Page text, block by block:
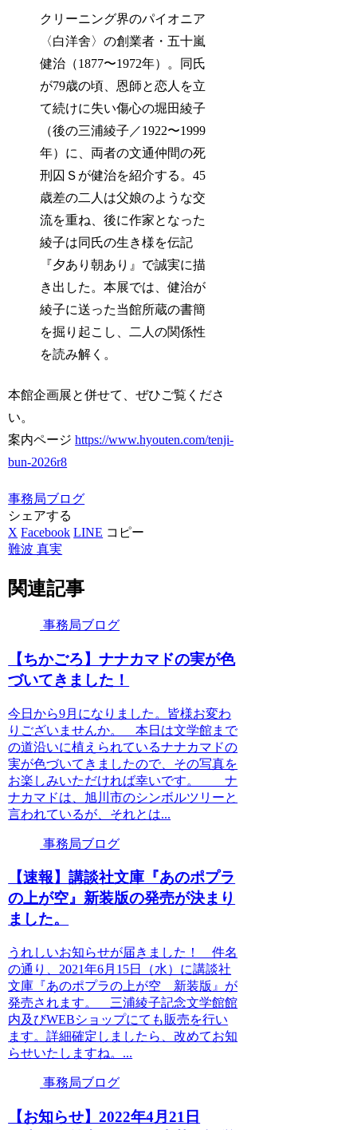
クリーニング界のパイオニア
〈白洋舍〉の創業者・五十嵐
健治（1877〜1972年）。同氏
が79歳の頃、恩師と恋人を立
て続けに失い傷心の堀田綾子
（後の三浦綾子／1922〜1999
年）に、両者の文通仲間の死
刑囚Ｓが健治を紹介する。45
歳差の二人は父娘のような交
流を重ね、後に作家となった
綾子は同氏の生き様を伝記
『夕あり朝あり』で誠実に描
き出した。本展では、健治が
綾子に送った当館所蔵の書簡
を掘り起こし、二人の関係性
を読み解く。
本館企画展と併せて、ぜひご覧くださ
い。
案内ページhttps://www.hyouten.com/tenji-
bun-2026r8
事務局ブログ
シェアする
X Facebook LINE コピー
難波 真実
関連記事
事務局ブログ
【ちかごろ】ナナカマドの実が色
づいてきました！
今日から9月になりました。皆様お変わ
りございませんか。 本日は文学館まで
の道沿いに植えられているナナカマドの
実が色づいてきましたので、その写真を
お楽しみいただければ幸いです。 ナ
ナカマドは、旭川市のシンボルツリーと
言われているが、それとは...
事務局ブログ
【速報】講談社文庫『あのポプラ
の上が空』新装版の発売が決まり
ました。
うれしいお知らせが届きました！ 件名
の通り、2021年6月15日（水）に講談社
文庫『あのポプラの上が空 新装版』が
発売されます。 三浦綾子記念文学館館
内及びWEBショップにても販売を行い
ます。詳細確定しましたら、改めてお知
らせいたしますね。...
事務局ブログ
【お知らせ】2022年4月21日